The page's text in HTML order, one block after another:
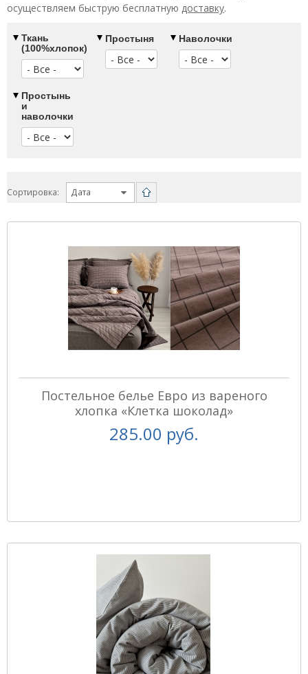
осуществляем быструю бесплатную доставку.
Ткань
(100%хлопок)
Простыня Наволочки
Простынь
и
наволочки
Сортировка:
Постельное белье Евро из вареного
хлопка «Клетка шоколад»
285.00 руб.